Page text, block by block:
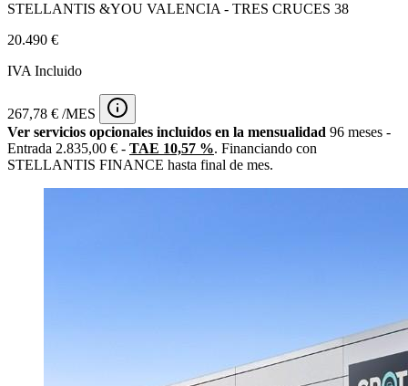
STELLANTIS &YOU VALENCIA - TRES CRUCES 38
20.490 €
IVA Incluido
267,78 € /MES
Ver servicios opcionales incluidos en la mensualidad 96 meses -
Entrada 2.835,00 € - TAE 10,57 %. Financiando con
STELLANTIS FINANCE hasta final de mes.